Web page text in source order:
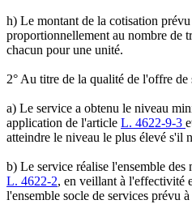
h) Le montant de la cotisation
proportionnellement au nombre de
chacun pour une unité.
2° Au titre de la qualité de l'offre de
a) Le service a obtenu le niveau
application de l'article L. 4622-9-3
atteindre le niveau le plus élevé s'il
b) Le service réalise l'ensemble des
L. 4622-2, en veillant à l'effectivité
l'ensemble socle de services prévu